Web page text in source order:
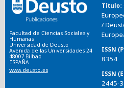
Facultad de Ciencias Sociales y
Humanas
Universidad de Deusto
Avenida de las Universidades 24
48007 Bilbao
ESPAÑA
www.deusto.es
Título
/
ISSN
8354
ISSN
2445-